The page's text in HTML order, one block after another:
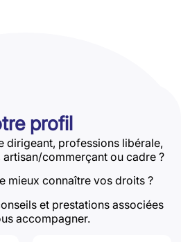
profil
dirigeant, professions libérale,
commerçant ou cadre ?
mieux connaître vos droits ?
et prestations associées
accompagner.